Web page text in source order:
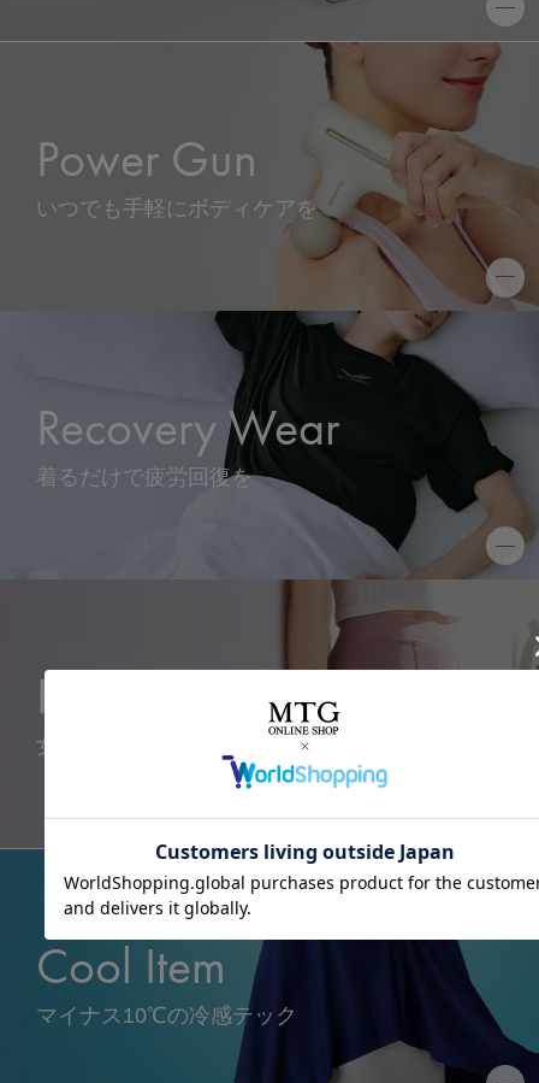
Power Gun
いつでも手軽にボディケアを
Recovery Wear
着るだけで疲労回復を
FemTech
女性に心地よい毎日を
Cool Item
マイナス10℃の冷感テック